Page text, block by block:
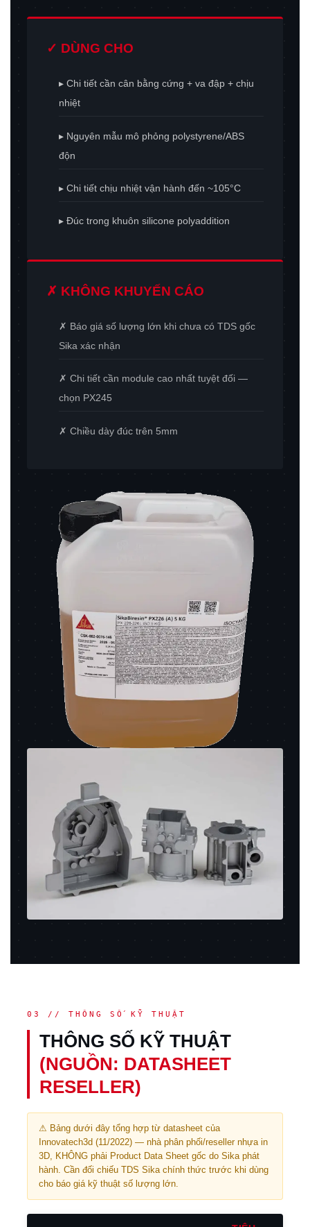
✓ DÙNG CHO
▸ Chi tiết cần cân bằng cứng + va đập + chịu
nhiệt
▸ Nguyên mẫu mô phỏng polystyrene/ABS
độn
▸ Chi tiết chịu nhiệt vận hành đến ~105°C
▸ Đúc trong khuôn silicone polyaddition
✗ KHÔNG KHUYẾN CÁO
✗ Báo giá số lượng lớn khi chưa có TDS gốc
Sika xác nhận
✗ Chi tiết cần module cao nhất tuyệt đối —
chọn PX245
✗ Chiều dày đúc trên 5mm
03 // THÔNG SỐ KỸ THUẬT
THÔNG SỐ KỸ THUẬT
(NGUỒN: DATASHEET
RESELLER)
⚠ Bảng dưới đây tổng hợp từ datasheet của
Innovatech3d (11/2022) — nhà phân phối/reseller nhựa in
3D, KHÔNG phải Product Data Sheet gốc do Sika phát
hành. Cần đối chiếu TDS Sika chính thức trước khi dùng
cho báo giá kỹ thuật số lượng lớn.